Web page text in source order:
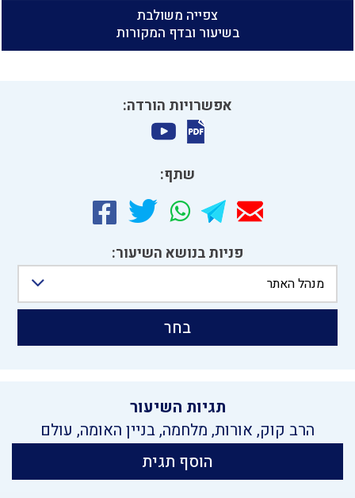
צפייה משולבת
בשיעור ובדף המקורות
אפשרויות הורדה:
שתף:
פניות בנושא השיעור:
מנהל האתר
בחר
תגיות השיעור
הרב קוק, אורות, מלחמה,בניין האומה, עולם
הוסף תגית